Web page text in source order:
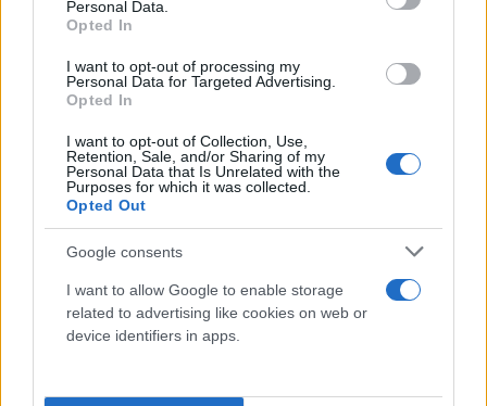
Personal Data.
Opted In
I want to opt-out of processing my
Personal Data for Targeted Advertising.
Opted In
I want to opt-out of Collection, Use,
Retention, Sale, and/or Sharing of my
Personal Data that Is Unrelated with the
Purposes for which it was collected.
Opted Out
Google consents
I want to allow Google to enable storage
related to advertising like cookies on web or
device identifiers in apps.
παρέα του